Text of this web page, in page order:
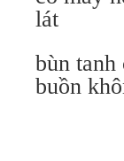
lát
bùn
buồn